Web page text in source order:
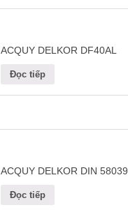
ACQUY DELKOR DF40AL
Đọc tiếp
ACQUY DELKOR DIN 58039
Đọc tiếp